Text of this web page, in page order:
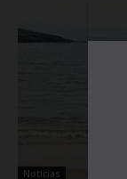
Noticias